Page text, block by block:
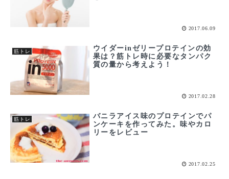
2017.06.09
筋トレ
ウイダーinゼリープロテインの効
果は？筋トレ時に必要なタンパク
質の量から考えよう！
2017.02.28
筋トレ
バニラアイス味のプロテインでパ
ンケーキを作ってみた。味やカロ
リーをレビュー
2017.02.25